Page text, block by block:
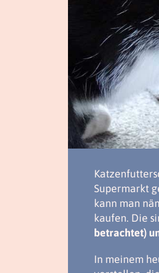
Supermarkt
kann man
kaufen. Die
betrachtet)
In meinem